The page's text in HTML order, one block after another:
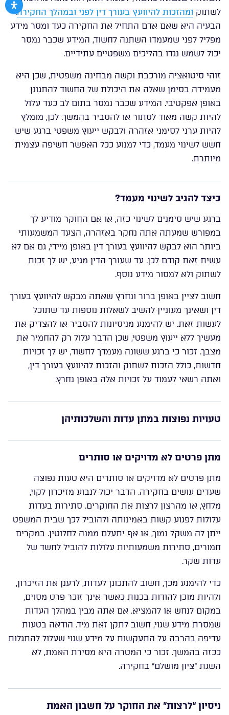
לשתוק ומהזכות להיוועץ בעורך דין לפני ובמהלך החקירה.
הבעיה היא שאם אדם התחיל את החקירה כעד ומסר מידע
מפליל לפני שמעמדו השתנה לחשוד, המידע שכבר נמסר
יכול לשמש נגדו בהליכים משפטיים עתידיים.
זוהי סיטואציה מורכבת וקשה מבחינה משפטית, שכן היא
מעמידה בסימן שאלה את היכולת של החשוד להתגונן
באופן אפקטיבי. המידע שכבר נמסר בתום לב כעד עלול
להיות קשה מאוד לסתור או להסביר בהמשך. לכן, מומלץ
להיות ערני לסימני אזהרה ולבקש ייעוץ משפטי ברגע שיש
חשש לשינוי מעמד, כדי למנוע ככל האפשר חשיפה עצמית
מיותרת.
כיצד להגיב לשינוי מעמד?
ברגע שיש סימנים לשינוי כזה, או אם החוקר מודיע לך
במפורש שמעתה אתה נחקר באזהרה, הצעד המשמעותי
ביותר הוא לבקש להיוועץ בעורך דין באופן מיידי, גם אם לא
עשית זאת קודם לכן. עד שעורך הדין מגיע, יש לך זכות
לשתוק ולא למסור מידע נוסף.
חשוב לציין באופן ברור ונחרץ שאתה מבקש להיוועץ בעורך
דין ושאינך מעוניין להשיב לשאלות נוספות עד שתוכל
לעשות זאת. יש להימנע מניסיונות להסביר או להצדיק את
מעשיך ללא ייעוץ משפטי, שכן הדבר עלול רק להחמיר את
מצבך. זכור כי ברגע ששונה מעמדך לחשוד, יש לך זכויות
חדשות, כולל הזכות לשתוק והזכות להיוועץ בעורך דין,
ואתה רשאי לעמוד על זכויות אלה באופן נחרץ.
טעויות נפוצות במתן עדות והשלכותיהן
מתן פרטים לא מדויקים או סותרים
מתן פרטים לא מדויקים או סותרים היא טעות נפוצה
שעדים עושים בחקירה. הדבר יכול לנבוע מזיכרון לקוי,
מלחץ, או מהרצון לרצות את החוקרים. סתירות בעדות
עלולות לפגוע קשות באמינותה ולהוביל לכך שבית המשפט
ייתן לה משקל נמוך, או אף יתעלם ממנה לחלוטין. במקרים
חמורים, סתירות משמעותיות עלולות להוביל לחשד של
עדות שקר.
כדי להימנע מכך, חשוב להתכונן לעדות, לרענן את הזיכרון,
ולהיות מוכן להודות בכנות כאשר אינך זוכר פרט מסוים,
במקום לנחש או להמציא. אם אתה מבין במהלך העדות
שמסרת מידע שגוי, חשוב לתקן זאת מיד. הודאה בטעות
עדיפה בהרבה על התעקשות על מידע שגוי שעלול להתגלות
ככזה בהמשך. זכור כי המטרה היא מסירת האמת, לא
השגת “ציון מושלם” בחקירה.
ניסיון “לרצות” את החוקר על חשבון האמת